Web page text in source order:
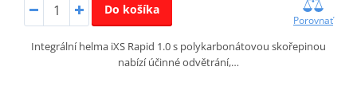
Do košíka
Porovnať
Integrální helma iXS Rapid 1.0 s polykarbonátovou skořepinou
nabízí účinné odvětrání,…